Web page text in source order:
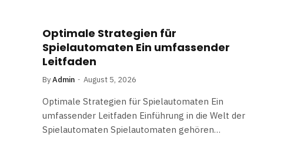
Optimale Strategien für
Spielautomaten Ein umfassender
Leitfaden
ByAdmin August 5, 2026
Optimale Strategien für Spielautomaten Ein
umfassender Leitfaden Einführung in die Welt der
Spielautomaten Spielautomaten gehören…